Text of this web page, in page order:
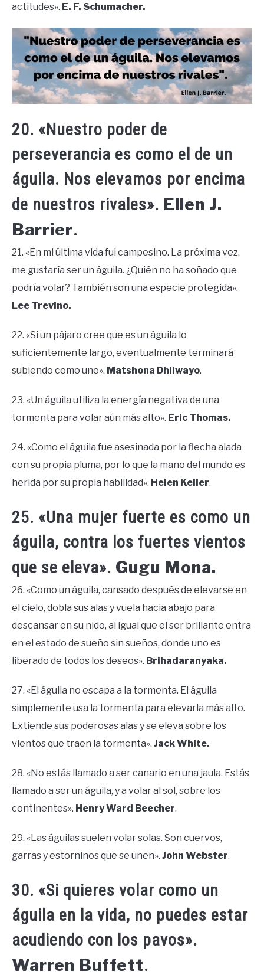
actitudes». E. F. Schumacher.
20. «Nuestro poder de
perseverancia es como el de un
águila. Nos elevamos por encima
de nuestros rivales». Ellen J.
Barrier.
21. «En mi última vida fui campesino. La próxima vez,
me gustaría ser un águila. ¿Quién no ha soñado que
podría volar? También son una especie protegida».
Lee Trevino.
22. «Si un pájaro cree que es un águila lo
suficientemente largo, eventualmente terminará
subiendo como uno». Matshona Dhliwayo.
23. «Un águila utiliza la energía negativa de una
tormenta para volar aún más alto». Eric Thomas.
24. «Como el águila fue asesinada por la flecha alada
con su propia pluma, por lo que la mano del mundo es
herida por su propia habilidad». Helen Keller.
25. «Una mujer fuerte es como un
águila, contra los fuertes vientos
que se eleva». Gugu Mona.
26. «Como un águila, cansado después de elevarse en
el cielo, dobla sus alas y vuela hacia abajo para
descansar en su nido, al igual que el ser brillante entra
en el estado de sueño sin sueños, donde uno es
liberado de todos los deseos». Brihadaranyaka.
27. «El águila no escapa a la tormenta. El águila
simplemente usa la tormenta para elevarla más alto.
Extiende sus poderosas alas y se eleva sobre los
vientos que traen la tormenta». Jack White.
28. «No estás llamado a ser canario en una jaula. Estás
llamado a ser un águila, y a volar al sol, sobre los
continentes». Henry Ward Beecher.
29. «Las águilas suelen volar solas. Son cuervos,
garras y estorninos que se unen». John Webster.
30. «Si quieres volar como un
águila en la vida, no puedes estar
acudiendo con los pavos».
Warren Buffett.